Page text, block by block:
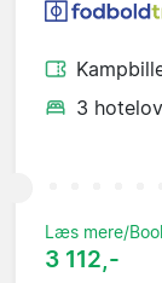
3
Læs mere/
3 112,-